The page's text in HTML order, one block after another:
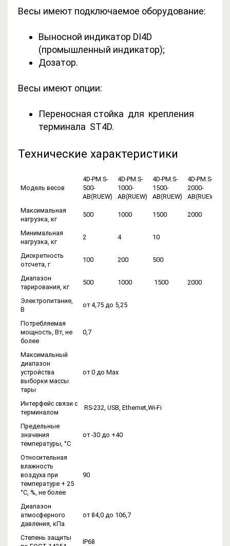
Весы имеют подключаемое оборудование:
Выносной индикатор DI4D
(промышленный индикатор);
Дозатор.
Весы имеют опции:
Переносная стойка для крепления
терминала ST4D.
Технические характеристики
Модель весов
4D-PM.S-
500-
AB(RUEW)
4D-PM.S-
1000-
AB(RUEW)
4D-PM.S-
1500-
AB(RUEW)
4D-PM.S-
2000-
AB(RUEW)
Максимальная
нагрузка, кг
500 1000 1500 2000
Минимальная
нагрузка, кг
2 4 10
Дискретность
отсчета, г
100 200 500
Диапазон
тарирования, кг
500 1000 1500 2000
Электропитание,
В
от 4,75 до 5,25
Потребляемая
мощность, Вт, не
более
0,7
Максимальный
диапазон
устройства
выборки массы
тары
от 0 до Мах
Интерфейс связи с
терминалом
RS-232, USB, Ethernet,Wi-Fi
Предельные
значения
температуры, °С
от -30 до +40
Относительная
влажность
воздуха при
температуре + 25
°С, %, не более
90
Диапазон
атмосферного
давления, кПа
от 84,0 до 106,7
Степень защиты
IP68